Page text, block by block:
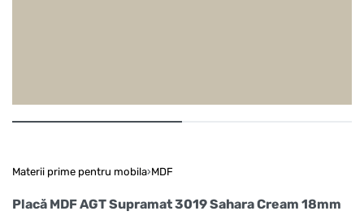
Materii prime pentru mobila›MDF
Placă MDF AGT Supramat 3019 Sahara Cream 18mm